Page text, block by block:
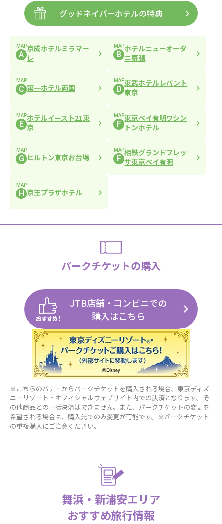
グッドネイバーホテルの特典
MAP
A
京成ホテルミラマー
レ
MAP
B
ホテルニューオータ
ニ幕張
MAP
C 第一ホテル両国
MAP
D
東武ホテルレバント
東京
MAP
E
ホテルイースト21東
京
MAP
F
東京ベイ有明ワシン
トンホテル
MAP
G ヒルトン東京お台場
MAP
F
相鉄グランドフレッ
サ東京ベイ有明
MAP
H 京王プラザホテル
パークチケットの購入
JTB店舗・コンビニでの
購入はこちら
※こちらのバナーからパークチケットを購入される場合、東京ディズ
ニーリゾート・オフィシャルウェブサイト内での決済となります。そ
の他商品との一括決済はできません。また、パークチケットの変更を
希望される場合は、購入先でのみ変更が可能です。※パークチケット
の重複購入にご注意ください。
舞浜・新浦安エリア
おすすめ旅行情報